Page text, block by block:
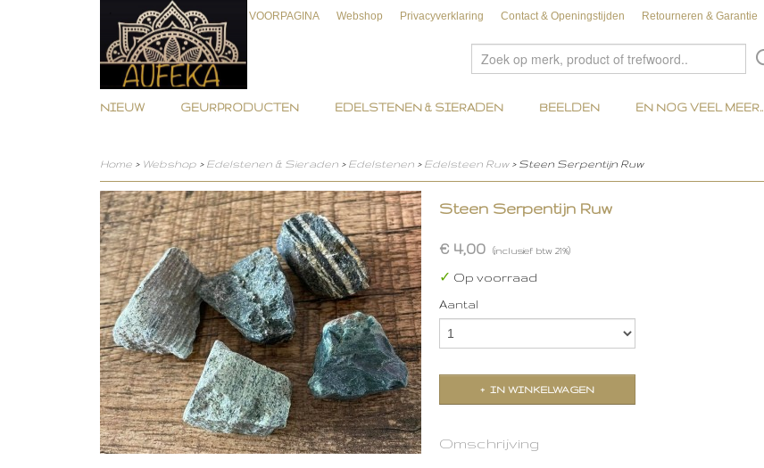
VOORPAGINA Webshop Privacyverklaring Contact & Openingstijden Retourneren & Garantie
NIEUW GEURPRODUCTEN EDELSTENEN & SIERADEN BEELDEN EN NOG VEEL MEER..
Home > Webshop > Edelstenen & Sieraden > Edelstenen > Edelsteen Ruw> Steen Serpentijn Ruw
Steen Serpentijn Ruw
€ 4,00 (inclusief btw 21%)
✓ Op voorraad
Aantal
IN WINKELWAGEN
Omschrijving